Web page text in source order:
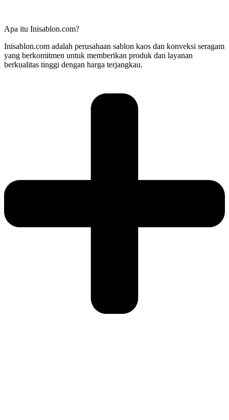
Apa itu Inisablon.com?
Inisablon.com adalah perusahaan sablon kaos dan konveksi seragam
yang berkomitmen untuk memberikan produk dan layanan
berkualitas tinggi dengan harga terjangkau.